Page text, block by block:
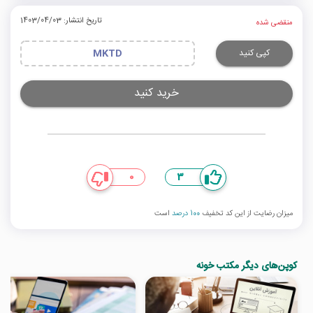
منقضی شده تاریخ انتشار: 1403/04/03
کپی کنید MKTD
خرید کنید
3
0
میزان رضایت از این کد تخفیف 100 درصد است
کوپن‌های دیگر مکتب خونه